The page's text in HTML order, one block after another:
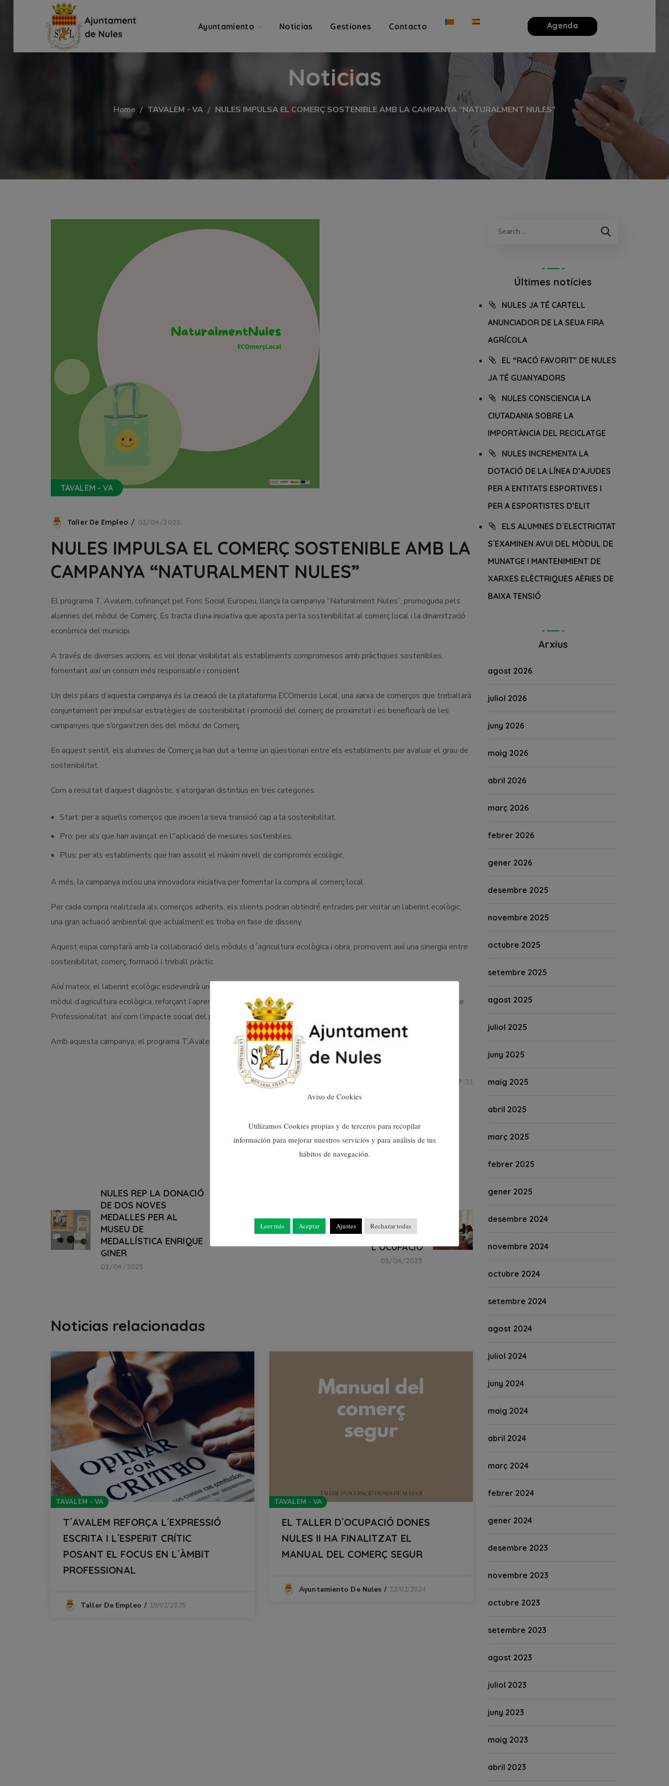
Ayuntamiento Noticias Gestiones Contacto Agenda
Noticias
Home TAVALEM - VA NULES IMPULSA EL COMERÇ SOSTENIBLE AMB LA CAMPANYA “NATURALMENT NULES”
TAVALEM - VA
Taller De Empleo 03/04/2025
NULES IMPULSA EL COMERÇ SOSTENIBLE AMB LA
CAMPANYA “NATURALMENT NULES”
El programa T, Avalem, cofinançat pel Fons Social Europeu, llança la campanya “Naturalment Nules”, promoguda pels
alumnes del mòdul de Comerç. Es tracta d’una iniciativa que aposta per la sostenibilitat al comerç local i la dinamització
econòmica del municipi.
A través de diverses accions, es vol donar visibilitat als establiments compromesos amb pràctiques sostenibles,
fomentant així un consum més responsable i conscient.
Un dels pilars d’aquesta campanya és la creació de la plataforma ECOmercio Local, una xarxa de comerços que treballarà
conjuntament per impulsar estratègies de sostenibilitat i promoció del comerç de proximitat i es beneficiarà de les
campanyes que s’organitzen des del mòdul de Comerç.
En aquest sentit, els alumnes de Comerç ja han dut a terme un qüestionari entre els establiments per avaluar el grau de
sostenibilitat.
Com a resultat d’aquest diagnòstic, s’atorgaran distintius en tres categories:
Start: per a aquells comerços que inicien la seva transició cap a la sostenibilitat.
Pro: per als que han avançat en l‟aplicació de mesures sostenibles.
Plus: per als establiments que han assolit el màxim nivell de compromís ecològic.
A més, la campanya inclou una innovadora iniciativa per fomentar la compra al comerç local.
Per cada compra realitzada als comerços adherits, els clients podran obtindré entrades per visitar un laberint ecològic,
una gran actuació ambiental que actualment es troba en fase de disseny.
Aquest espai comptarà amb la col·laboració dels mòduls d´agricultura ecològica i obra, promovent així una sinergia entre
sostenibilitat, comerç, formació i treball pràctic.
Així mateix, el laberint ecològic esdevindrà una zona d’actuació que permetrà la participació activa dels alumnes del
mòdul d’agricultura ecològica, reforçant l’aprenentatge pràctic que consolide els coneixements adquirits al Certificat de
Professionalitat, així com l’impacte social del programa.
Amb aquesta campanya, el programa T,Avalem reafirma el seu compromís amb la formació i la inserció laboral.
31
NULES REP LA DONACIÓ
DE DOS NOVES
MEDALLES PER AL
MUSEU DE
MEDALLÍSTICA ENRIQUE
GINER
02/04/2025
DESENVOLUPAMENT
D’ACCIONS PER
L’OCUPACIÓ
03/04/2025
Noticias relacionadas
TAVALEM - VA
T´AVALEM REFORÇA L´EXPRESSIÓ
ESCRITA I L´ESPERIT CRÍTIC
POSANT EL FOCUS EN L´ÀMBIT
PROFESSIONAL
Taller De Empleo 19/02/2025
TAVALEM - VA
EL TALLER D´OCUPACIÓ DONES
NULES II HA FINALITZAT EL
MANUAL DEL COMERÇ SEGUR
Ayuntamiento De Nules 12/02/2024
Últimes notícies
NULES JA TÉ CARTELL
ANUNCIADOR DE LA SEUA FIRA
AGRÍCOLA
EL “RACÓ FAVORIT” DE NULES
JA TÉ GUANYADORS
NULES CONSCIENCIA LA
CIUTADANIA SOBRE LA
IMPORTÀNCIA DEL RECICLATGE
NULES INCREMENTA LA
DOTACIÓ DE LA LÍNEA D’AJUDES
PER A ENTITATS ESPORTIVES I
PER A ESPORTISTES D’ELIT
ELS ALUMNES D´ELECTRICITAT
S´EXAMINEN AVUI DEL MÒDUL DE
MUNATGE I MANTENIMIENT DE
XARXES ELÈCTRIQUES AÈRIES DE
BAIXA TENSIÓ
Arxius
agost 2026
juliol 2026
juny 2026
maig 2026
abril 2026
març 2026
febrer 2026
gener 2026
desembre 2025
novembre 2025
octubre 2025
setembre 2025
agost 2025
juliol 2025
juny 2025
maig 2025
abril 2025
març 2025
febrer 2025
gener 2025
desembre 2024
novembre 2024
octubre 2024
setembre 2024
agost 2024
juliol 2024
juny 2024
maig 2024
abril 2024
març 2024
febrer 2024
gener 2024
desembre 2023
novembre 2023
octubre 2023
setembre 2023
agost 2023
juliol 2023
juny 2023
maig 2023
abril 2023
Aviso de Cookies
Utilizamos Cookies propias y de terceros para recopilar
información para mejorar nuestros servicios y para análisis de tus
hábitos de navegación.
Leer más Aceptar Ajustes Rechazar todas